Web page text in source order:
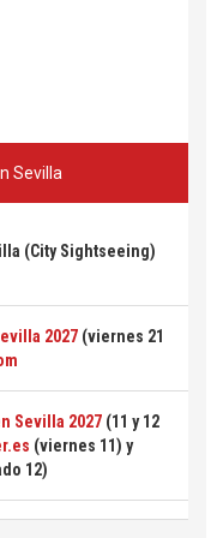
Sevilla
(City Sightseeing)
2027 (viernes 21
Sevilla 2027 (11 y 12
(viernes 11) y
12)